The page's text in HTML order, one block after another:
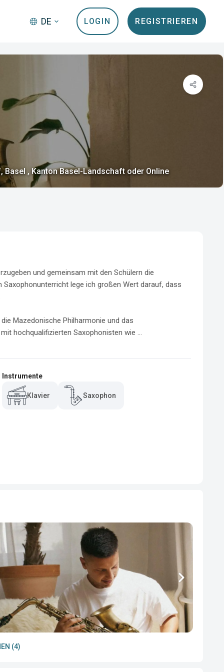
DE LOGIN REGISTRIEREN
, Kanton Basel-Landschaft oder Online
und gemeinsam mit den Schülern die
lege ich großen Wert darauf, dass
Mazedonische Philharmonie und das
hochqualifizierten Saxophonisten wie ...
Instrumente
Klavier Saxophon
(4)